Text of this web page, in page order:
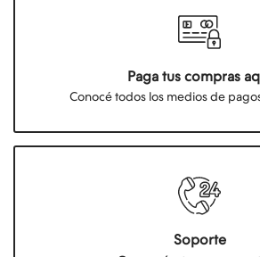
Paga tus compras
Conocé todos los medios de
Soporte